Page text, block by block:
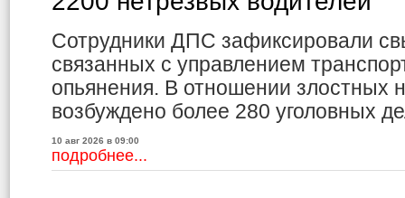
Сотрудники ДПС зафиксировали
связанных с управлением
опьянения. В отношении злостных
возбуждено более 280 уголовных
10 авг 2026 в 09:00
подробнее...